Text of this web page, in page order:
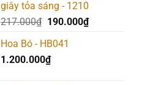
giây tỏa sáng - 1210
217.000₫ Giá
là:
217.000₫.
190.000₫Giá
Hoa Bó - HB041
1.200.000₫